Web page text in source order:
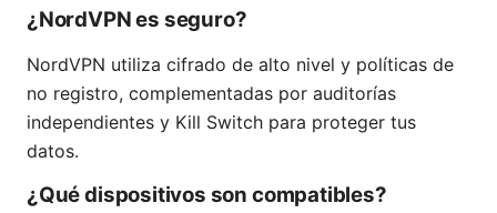
¿NordVPN es seguro?
NordVPN utiliza cifrado de alto nivel y políticas de
no registro, complementadas por auditorías
independientes y Kill Switch para proteger tus
datos.
¿Qué dispositivos son compatibles?